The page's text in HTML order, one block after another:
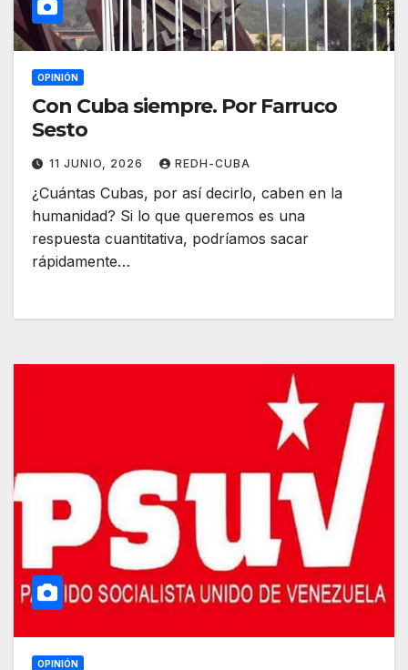
OPINIÓN
Con Cuba siempre. Por Farruco
Sesto
11 JUNIO, 2026 REDH-CUBA
¿Cuántas Cubas, por así decirlo, caben en la
humanidad? Si lo que queremos es una
respuesta cuantitativa, podríamos sacar
rápidamente…
OPINIÓN